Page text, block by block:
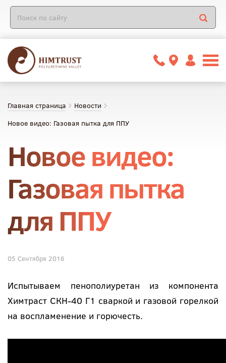
Главная страница
Новости
Новое видео: Газовая пытка для ППУ
Новое видео:
Газовая пытка
для ППУ
05 Сентября 2016
Испытываем пенополиуретан из компонента
Химтраст СКН-40 Г1 сваркой и газовой горелкой
на воспламенение и горючесть.